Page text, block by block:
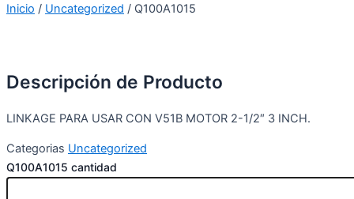
Inicio / Uncategorized / Q100A1015
Descripción de Producto
LINKAGE PARA USAR CON V51B MOTOR 2-1/2″ 3 INCH.
Categorias Uncategorized
Q100A1015 cantidad